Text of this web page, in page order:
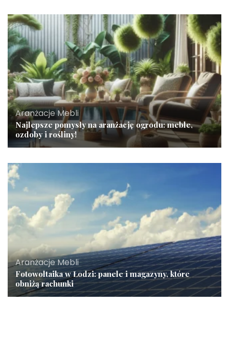
Aranżacje Mebli
Najlepsze pomysły na aranżację ogrodu: meble,
ozdoby i rośliny!
Aranżacje Mebli
Fotowoltaika w Łodzi: panele i magazyny, które
obniżą rachunki